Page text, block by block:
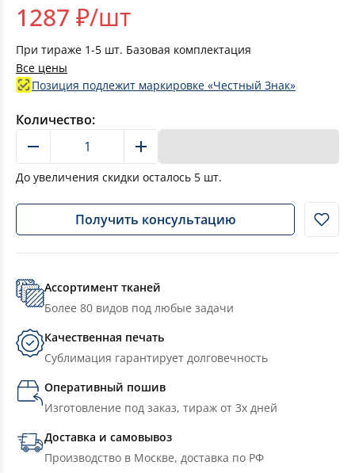
1287 ₽/шт
При тираже 1-5 шт. Базовая комплектация
Все цены
Позиция подлежит маркировке «Честный Знак»
Количество:
До увеличения скидки осталось 5 шт.
Получить консультацию
Ассортимент тканей
Более 80 видов под любые задачи
Качественная печать
Сублимация гарантирует долговечность
Оперативный пошив
Изготовление под заказ, тираж от 3х дней
Доставка и самовывоз
Производство в Москве, доставка по РФ